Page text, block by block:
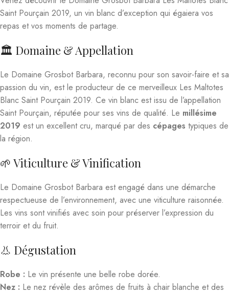
Saint Pourçain 2019, un vin blanc d’exception qui égaiera vos
repas et vos moments de partage.
🏛️ Domaine & Appellation
Le Domaine Grosbot Barbara, reconnu pour son savoir-faire et sa
passion du vin, est le producteur de ce merveilleux Les Maltotes
Blanc Saint Pourçain 2019. Ce vin blanc est issu de l’appellation
Saint Pourçain, réputée pour ses vins de qualité. Le millésime
2019 est un excellent cru, marqué par des cépages typiques de
la région.
🌱 Viticulture & Vinification
Le Domaine Grosbot Barbara est engagé dans une démarche
respectueuse de l’environnement, avec une viticulture raisonnée.
Les vins sont vinifiés avec soin pour préserver l’expression du
terroir et du fruit.
👃 Dégustation
Robe : Le vin présente une belle robe dorée.
Nez : Le nez révèle des arômes de fruits à chair blanche et des